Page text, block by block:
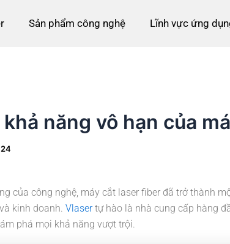
Sản phẩm công nghệ Lĩnh vực ứng
năng vô hạn của
của công nghệ, máy cắt laser fiber đã trở thành
kinh doanh. Vlasertự hào là nhà cung cấp hàng
phá mọi khả năng vượt trội.